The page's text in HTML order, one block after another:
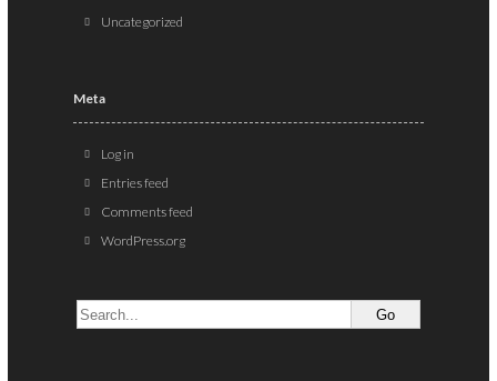
Uncategorized
Meta
Log in
Entries feed
Comments feed
WordPress.org